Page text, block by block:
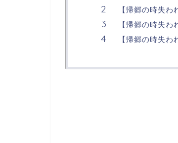
【帰郷の時失
【帰郷の時失
【帰郷の時失